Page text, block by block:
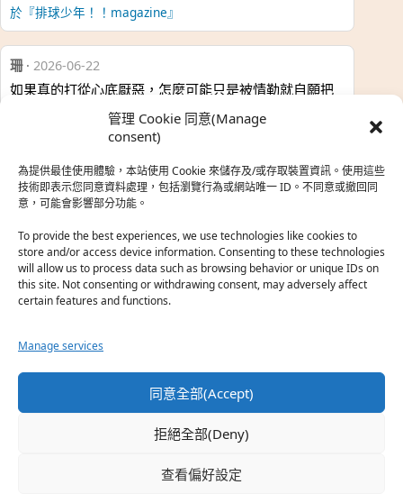
管理 Cookie 同意(Manage
consent)
為提供最佳使用體驗，本站使用 Cookie 來儲存及/或存取裝置資訊。使用這些
技術即表示您同意資料處理，包括瀏覽行為或網站唯一 ID。不同意或撤回同
意，可能會影響部分功能。
To provide the best experiences, we use technologies like cookies to
store and/or access device information. Consenting to these technologies
will allow us to process data such as browsing behavior or unique IDs on
this site. Not consenting or withdrawing consent, may adversely affect
certain features and functions.
Manage services
同意全部(Accept)
拒絕全部(Deny)
查看偏好設定
於『排球少年！！magazine』
珊· 2026-06-22
如果真的打從心底厭惡，怎麼可能只是被情勒就自願把
熱帶魚·2026-06-22
之前看到網路上有人說灰二自私情勒大家陪他圓夢，但
真…
於『強風吹拂』
珊· 2026-06-18
第…
於『白領羽球部』